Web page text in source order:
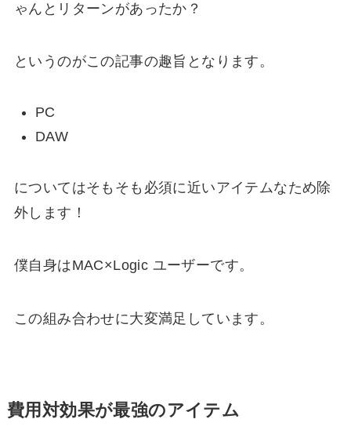
ゃんとリターンがあったか？
というのがこの記事の趣旨となります。
PC
DAW
についてはそもそも必須に近いアイテムなため除
外します！
僕自身はMAC×Logic ユーザーです。
この組み合わせに大変満足しています。
費用対効果が最強のアイテム